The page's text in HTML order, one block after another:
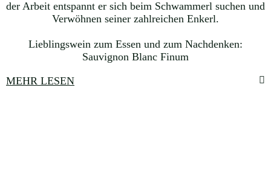
der Arbeit entspannt er sich beim Schwammerl suchen und
Verwöhnen seiner zahlreichen Enkerl.
Lieblingswein zum Essen und zum Nachdenken:
Sauvignon Blanc Finum
MEHR LESEN